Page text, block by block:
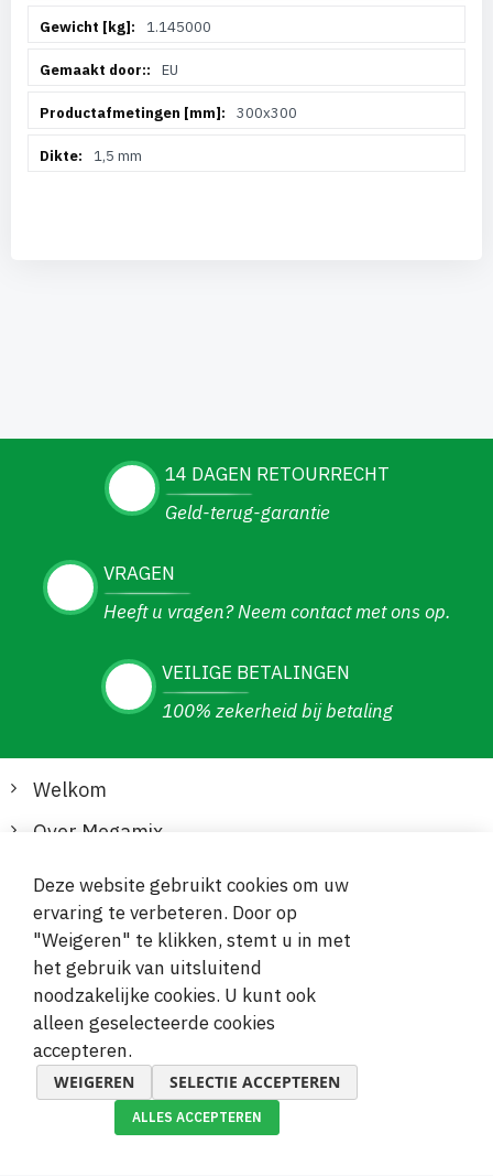
1.145000
EU
300x300
1,5 mm
14 DAGEN RETOURRECHT
Geld-terug-garantie
VRAGEN
Heeft u vragen? Neem contact met ons op.
VEILIGE BETALINGEN
100% zekerheid bij betaling
Welkom
Over Megamix
Informatie
Klantenservice
Veilige en gemakkelijke betalingen
Deze website gebruikt cookies om uw
ervaring te verbeteren. Door op
"Weigeren" te klikken, stemt u in met
het gebruik van uitsluitend
noodzakelijke cookies. U kunt ook
alleen geselecteerde cookies
accepteren.
WEIGEREN SELECTIE ACCEPTEREN
ALLES ACCEPTEREN